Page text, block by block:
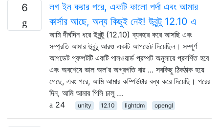
6
লগ ইন করার পরে, একটি কালো পর্দা এবং আমার
কার্সার আছে, অন্য কিছুই নেই! উবুন্টু 12.10 এ
আমি দীর্ঘদিন ধরে উবুন্টু (12.10) ব্যবহার করে আসছি এবং
সম্প্রতি আমার উবুন্টু আরও একটি আপডেট দিয়েছিল। সম্পূর্ণ
আপডেট প্রম্পটটি একটি পাসওয়ার্ড প্রম্পট অনুসারে প্রদর্শিত হবে
এবং অবশেষে ভাল অল'র অগ্রগতি বার ... সবকিছু ঠিকঠাক হয়ে
গেছে, এবং পরে, আমি আমার কম্পিউটার বন্ধ করে দিয়েছি। পরের
দিন, আমি আমার পিসি চালু …
24
unity 12.10 lightdm opengl